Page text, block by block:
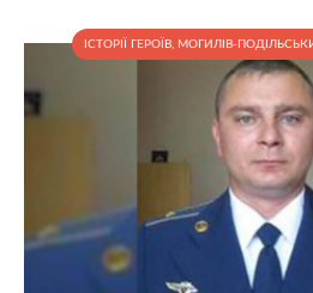
ІСТОРІЇ ГЕРОЇВ, МОГИЛІВ-